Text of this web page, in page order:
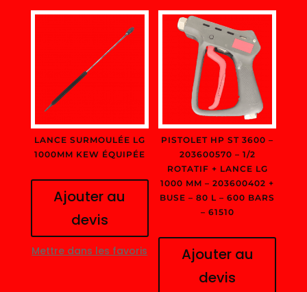
LANCE SURMOULÉE LG
1000MM KEW ÉQUIPÉE
Ajouter au
devis
Mettre dans les favoris
PISTOLET HP ST 3600 –
203600570 – 1/2
ROTATIF + LANCE LG
1000 MM – 203600402 +
BUSE – 80 L – 600 BARS
– 61510
Ajouter au
devis